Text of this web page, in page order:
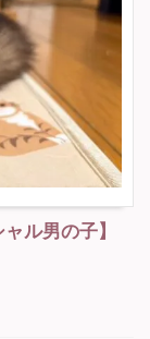
ル男の子】